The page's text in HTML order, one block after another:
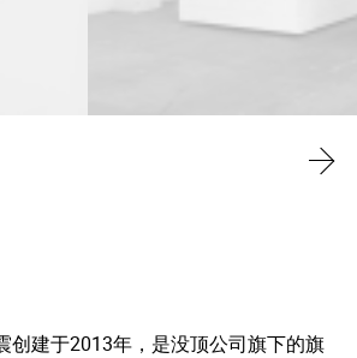
创建于2013年，是没顶公司旗下的旗